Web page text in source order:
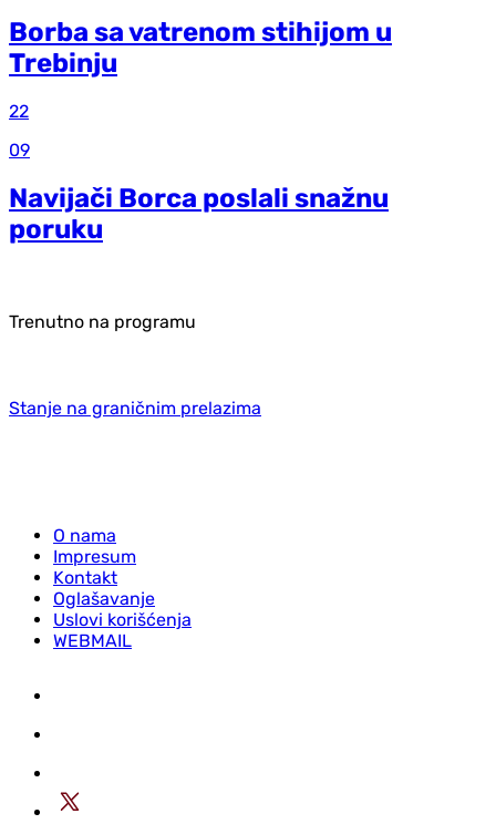
Borba sa vatrenom stihijom u
Trebinju
22
09
Navijači Borca poslali snažnu
poruku
Trenutno na programu
Stanje na graničnim prelazima
O nama
Impresum
Kontakt
Oglašavanje
Uslovi korišćenja
WEBMAIL